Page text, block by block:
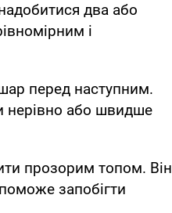
два або
і
перед наступним.
нерівно або швидше
прозорим топом. Він
запобігти